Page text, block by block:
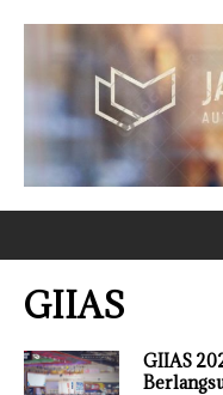
GIIAS
GIIAS